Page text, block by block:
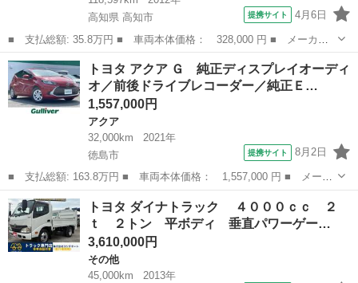
高知県 高知市
提携サイト 4月6日
■ 支払総額: 35.8万円 ■ 車両本体価格： 328,000 円 ■ メーカー
名： トヨタ ■ 車種名： ピクシスエポック ■ グレード名：
Ｇ ＥＴＣ キーレスエントリー オートエアコン アルミホイー
ル アイドリング...
高知 高知市 その他
トヨタ アクア Ｇ 純正ディスプレイオーディ
オ／前後ドライブレコーダー／純正Ｅ…
1,557,000円
アクア
32,000km
2021年
徳島市
提携サイト 8月2日
■ 支払総額: 163.8万円 ■ 車両本体価格： 1,557,000 円 ■ メーカ
ー名： トヨタ ■ 車種名： アクア ■ グレード名： Ｇ 純正デ
ィスプレイオーディオ／前後ドライブレコーダー／純正ＥＴＣ／バッ
クカメラ...
徳島 徳島市 アクア
トヨタ ダイナトラック ４０００ｃｃ ２
ｔ ２トン 平ボディ 垂直パワーゲー…
3,610,000円
その他
45,000km
2013年